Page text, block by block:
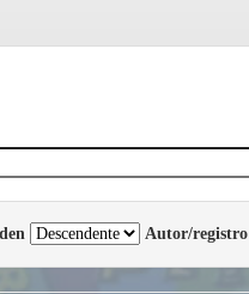
Autor/registro